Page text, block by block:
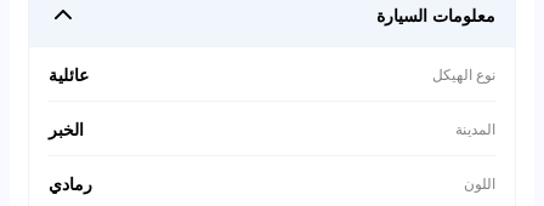
معلومات السيارة
نوع الهيكل عائلية
المدينة الخبر
اللون رمادي